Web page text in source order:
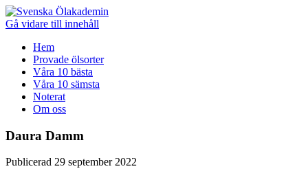
Gå vidare till innehåll
Hem
Provade ölsorter
Våra 10 bästa
Våra 10 sämsta
Noterat
Om oss
Daura Damm
Publicerad 29 september 2022